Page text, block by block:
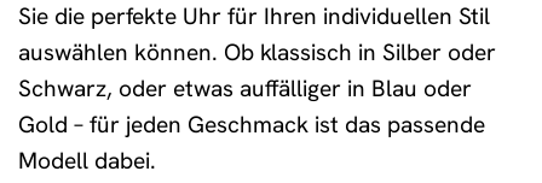
Sie die perfekte Uhr für Ihren individuellen Stil
auswählen können. Ob klassisch in Silber oder
Schwarz, oder etwas auffälliger in Blau oder
Gold – für jeden Geschmack ist das passende
Modell dabei.